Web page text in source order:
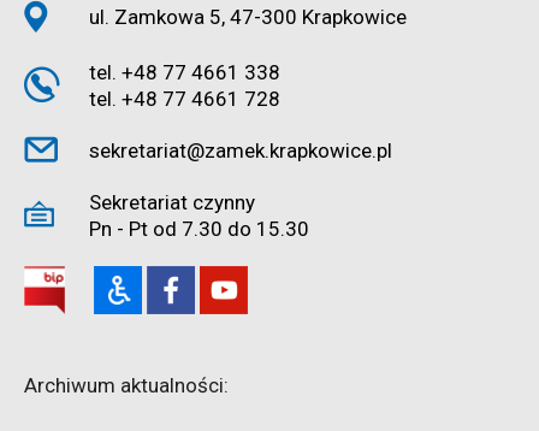
ul. Zamkowa 5, 47-300 Krapkowice
tel. +48 77 4661 338
tel. +48 77 4661 728
sekretariat@zamek.krapkowice.pl
Sekretariat czynny
Pn - Pt od 7.30 do 15.30
Archiwum aktualności: